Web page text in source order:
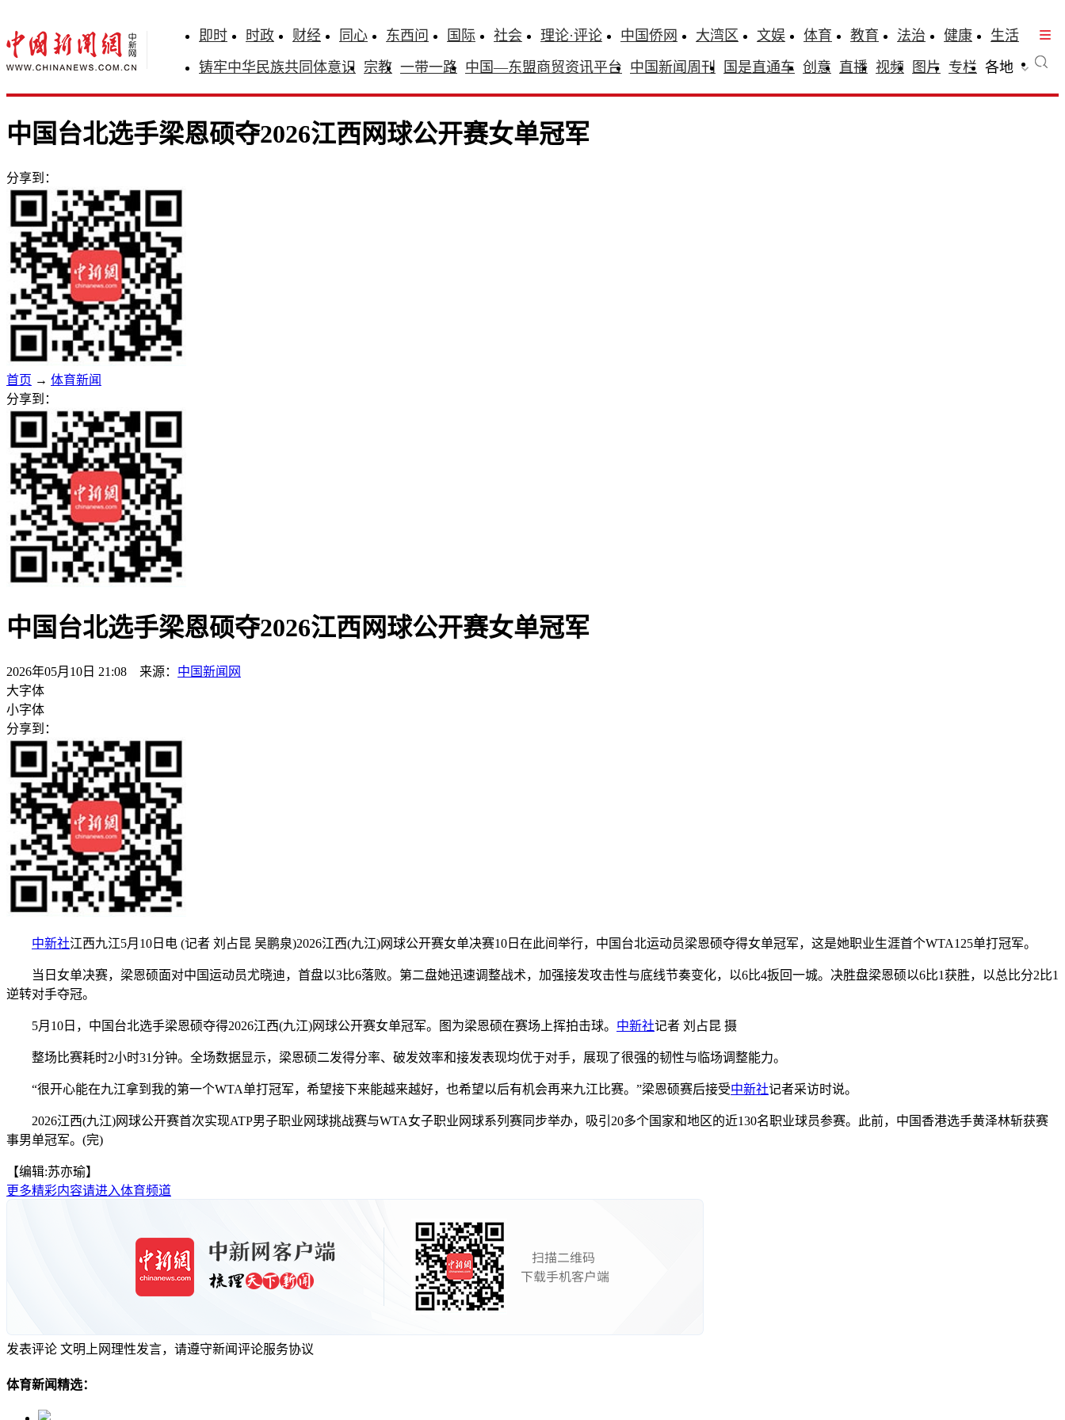
即时 时政 财经 同心 东西问 国际 社会 理论·评论 中国侨网 大湾区 文娱 体育 教育 法治 健康
生活
铸牢中华民族共同体意识 宗教 一带一路 中国—东盟商贸资讯平台 中国新闻周刊 国是直通车 创意 直播 视频 图片 专栏 各地
中国台北选手梁恩硕夺2026江西网球公开赛女单冠军
分享到：
首页 → 体育新闻
分享到：
中国台北选手梁恩硕夺2026江西网球公开赛女单冠军
2026年05月10日 21:08 来源： 中国新闻网
大字体
小字体
分享到：
中新社江西九江5月10日电 (记者 刘占昆 吴鹏泉)2026江西(九江)网球公开赛女单决赛10日在此间举行，中国台北运动员梁恩硕夺得女单冠军，这是她职业生涯首个WTA125单打冠军。
当日女单决赛，梁恩硕面对中国运动员尤晓迪，首盘以3比6落败。第二盘她迅速调整战术，加强接发攻击性与底线节奏变化，以6比4扳回一城。决胜盘梁恩硕以6比1获胜，以总比分2比1
逆转对手夺冠。
5月10日，中国台北选手梁恩硕夺得2026江西(九江)网球公开赛女单冠军。图为梁恩硕在赛场上挥拍击球。 中新社记者 刘占昆 摄
整场比赛耗时2小时31分钟。全场数据显示，梁恩硕二发得分率、破发效率和接发表现均优于对手，展现了很强的韧性与临场调整能力。
“很开心能在九江拿到我的第一个WTA单打冠军，希望接下来能越来越好，也希望以后有机会再来九江比赛。”梁恩硕赛后接受中新社记者采访时说。
2026江西(九江)网球公开赛首次实现ATP男子职业网球挑战赛与WTA女子职业网球系列赛同步举办，吸引20多个国家和地区的近130名职业球员参赛。此前，中国香港选手黄泽林斩获赛
事男单冠军。(完)
【编辑:苏亦瑜】
更多精彩内容请进入体育频道
发表评论 文明上网理性发言，请遵守新闻评论服务协议
体育新闻精选：